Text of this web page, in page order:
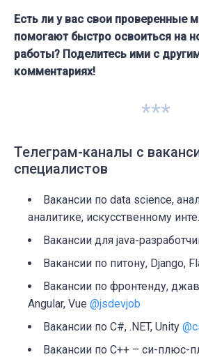
Есть ли у вас свои проверенные
помогают быстро освоиться на
работы? Поделитесь ими с
комментариях!
***
Телеграм-каналы с
специалистов
Вакансии по data science,
аналитике, искусственному
Вакансии для java-
Вакансии по питону, Django,
Вакансии по фронтенду,
Angular, Vue @jsdevjob
Вакансии по C#, .NET, Unity
Вакансии по C++ – си-плюс-